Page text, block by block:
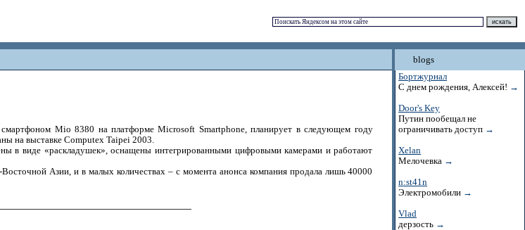
Mio 8380 на платформе Microsoft Smartphone, планирует в следующем году
на выставке Computex Taipei 2003.
в виде «раскладушек», оснащены интегрированными цифровыми камерами и работают
Азии, и в малых количествах – с момента анонса компания продала лишь 40000
blogs
Бортжурнал
С днем рождения, Алексей! →
Door's Key
Путин пообещал не
ограничивать доступ →
Xelan
Мелочевка →
n:st41n
Электромобили →
Vlad
дерзость →